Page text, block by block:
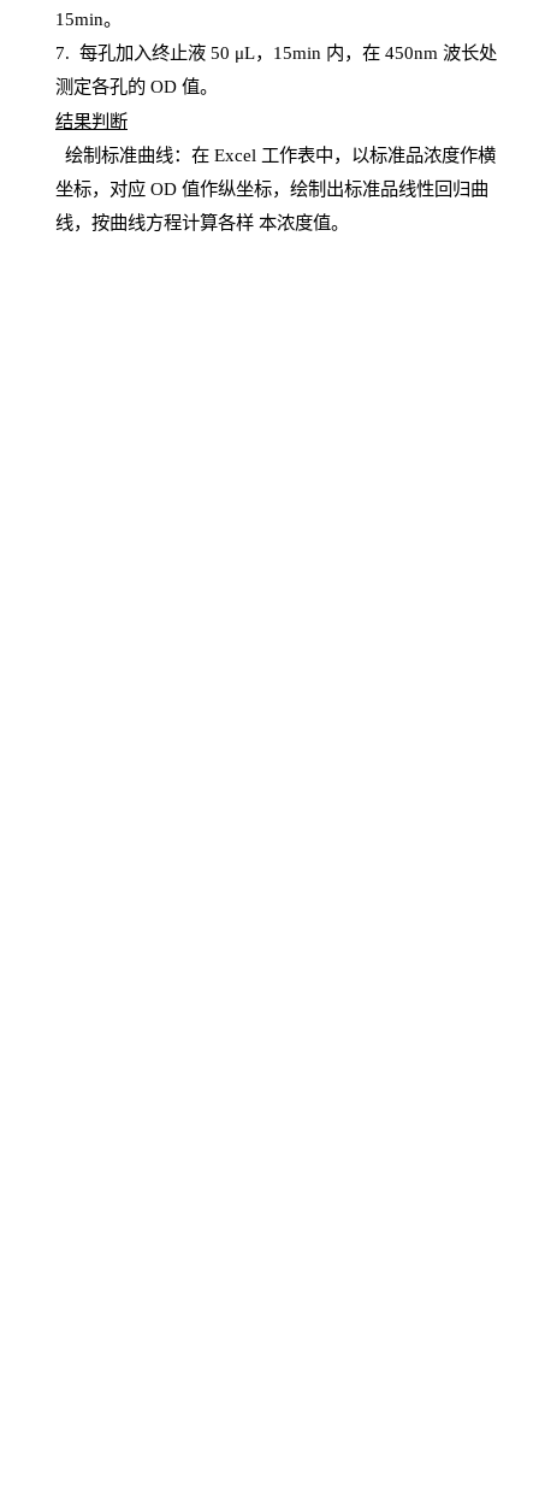
15min。
7. 每孔加入终止液 50 μL， 15min 内，在450nm 波长处
测定各孔的 OD 值。
结果判断
绘制标准曲线：在 Excel 工作表中，以标准品浓度作横
坐标，对应OD 值作纵坐标，绘制出标准品线性回归曲
线，按曲线方程计算各样 本浓度值。